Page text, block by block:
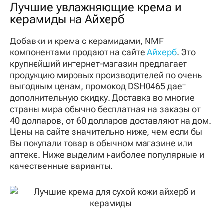
Лучшие увлажняющие крема и
керамиды на Айхерб
Добавки и крема с керамидами, NMF
компонентами продают на сайте Айхерб. Это
крупнейший интернет-магазин предлагает
продукцию мировых производителей по очень
выгодным ценам, промокод DSH0465 дает
дополнительную скидку. Доставка во многие
страны мира обычно бесплатная на заказы от
40 долларов, от 60 долларов доставляют на дом.
Цены на сайте значительно ниже, чем если бы
Вы покупали товар в обычном магазине или
аптеке. Ниже выделим наиболее популярные и
качественные варианты.